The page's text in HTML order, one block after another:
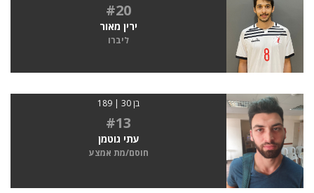
#20
ירין מאור
ליברו
בן 30 | 189
#13
עתי גוטמן
חוסם/מת אמצע